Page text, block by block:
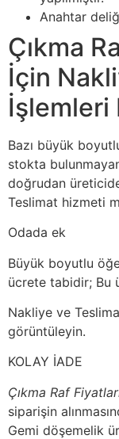
Anahtar
Çıkma
İçin
İşlemleri
Bazı büyük
stokta
doğrudan
Teslimat hizmeti
Odada ek
Büyük boyutlu
ücrete tabidir; Bu
Nakliye ve
görüntüleyin.
KOLAY İADE
Çıkma Raf
siparişin
Gemi döşemelik